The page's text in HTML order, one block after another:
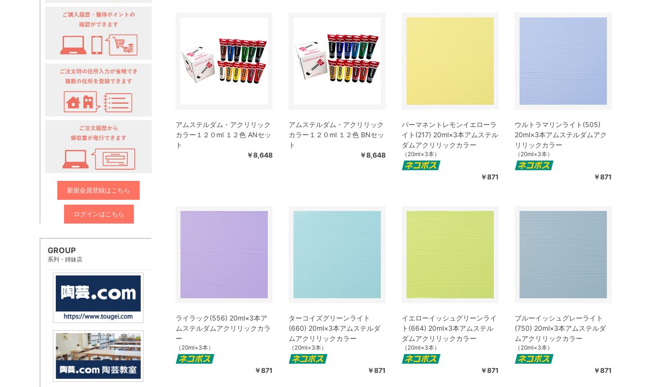
新規会員登録はこちら
ログインはこちら
GROUP
系列・姉妹店
アムステルダム・アクリリック
カラー１２０ml １２色 ANセッ
ト
￥8,648
アムステルダム・アクリリック
カラー１２０ml １２色 BNセッ
ト
￥8,648
パーマネントレモンイエローラ
イト(217) 20ml×3本アムステル
ダムアクリリックカラー
（20ml×3本）
￥871
ウルトラマリンライト(505)
20ml×3本アムステルダムアク
リリックカラー
（20ml×3本）
￥871
ライラック(556) 20ml×3本ア
ムステルダムアクリリックカラ
ー
（20ml×3本）
￥871
ターコイズグリーンライト
(660) 20ml×3本アムステルダ
ムアクリリックカラー
（20ml×3本）
￥871
イエローイッシュグリーンライ
ト(664) 20ml×3本アムステル
ダムアクリリックカラー
（20ml×3本）
￥871
ブルーイッシュグレーライト
(750) 20ml×3本アムステルダ
ムアクリリックカラー
（20ml×3本）
￥871